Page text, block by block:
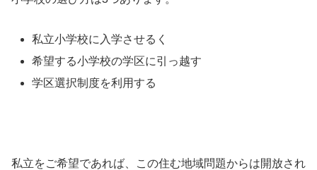
私立小学校に入学させるく
希望する小学校の学区に引っ越す
学区選択制度を利用する
私立をご希望であれば、この住む地域問題からは開放され